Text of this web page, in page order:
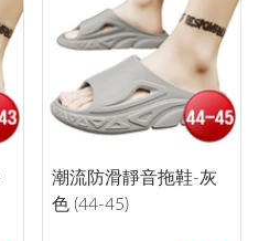
潮流防滑靜音拖鞋-灰
色 (44-45)